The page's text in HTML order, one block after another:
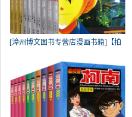
[漳州博文图书专营店漫画书籍]【拍